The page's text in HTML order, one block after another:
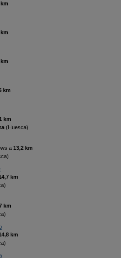
km
km
(Huesca)
a 13,2 km
km
km
km